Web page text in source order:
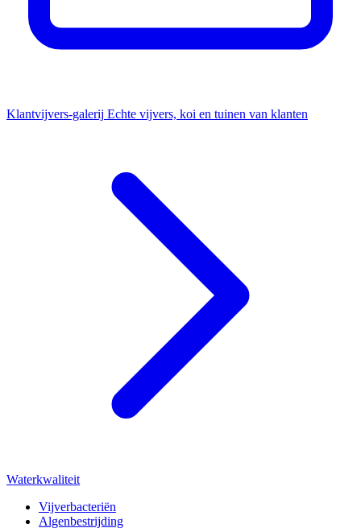
Klantvijvers-galerij Echte vijvers, koi en tuinen van klanten
Waterkwaliteit
Vijverbacteriën
Algenbestrijding